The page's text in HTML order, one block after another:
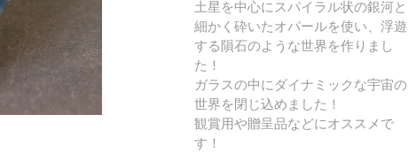
土星を中心にスパイラル状の銀河と
細かく砕いたオパールを使い、浮遊
する隕石のような世界を作りまし
た！
ガラスの中にダイナミックな宇宙の
世界を閉じ込めました！
観賞用や贈呈品などにオススメで
す！